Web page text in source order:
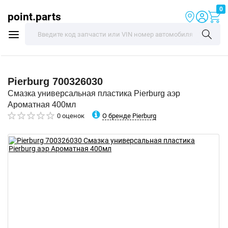
point.parts
0
Pierburg 700326030
Смазка универсальная пластика Pierburg аэр
Ароматная 400мл
0 оценок О бренде Pierburg